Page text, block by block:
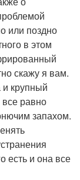
или поздно
в этом
скажу я вам.
и крупный
равно
запахом.
есть и она все